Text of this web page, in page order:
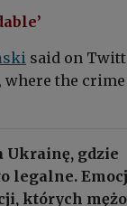
said on
where the
Ukrainę, gdzie
legalne.
których